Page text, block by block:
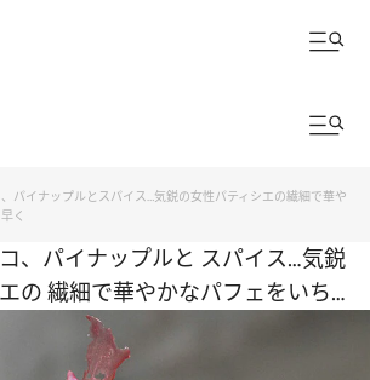
パイナップルとスパイス…気鋭の女性パティシエの繊細で華や
く
、パイナップルと スパイス…気鋭
の 繊細で華やかなパフェをいち